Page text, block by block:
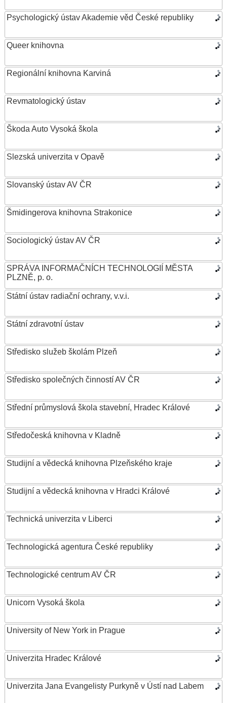
Psychologický ústav Akademie věd České republiky
Queer knihovna
Regionální knihovna Karviná
Revmatologický ústav
Škoda Auto Vysoká škola
Slezská univerzita v Opavě
Slovanský ústav AV ČR
Šmidingerova knihovna Strakonice
Sociologický ústav AV ČR
SPRÁVA INFORMAČNÍCH TECHNOLOGIÍ MĚSTA
PLZNĚ, p. o.
Státní ústav radiační ochrany, v.v.i.
Státní zdravotní ústav
Středisko služeb školám Plzeň
Středisko společných činností AV ČR
Střední průmyslová škola stavební, Hradec Králové
Středočeská knihovna v Kladně
Studijní a vědecká knihovna Plzeňského kraje
Studijní a vědecká knihovna v Hradci Králové
Technická univerzita v Liberci
Technologická agentura České republiky
Technologické centrum AV ČR
Unicorn Vysoká škola
University of New York in Prague
Univerzita Hradec Králové
Univerzita Jana Evangelisty Purkyně v Ústí nad Labem